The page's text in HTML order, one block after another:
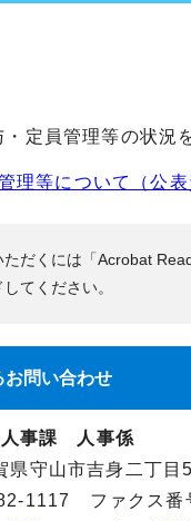
定員管理等の状況
理等について（公
だくには「Acrobat
てください。
お問い合わせ
事課 人事係
守山市吉身二丁目
1117 ファクス番